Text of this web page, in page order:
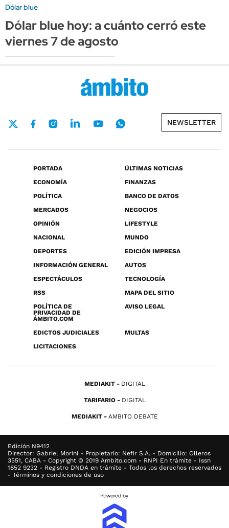
Dólar blue
Dólar blue hoy: a cuánto cerró este
viernes 7 de agosto
NEWSLETTER
PORTADA
ÚLTIMAS NOTICIAS
ECONOMÍA
FINANZAS
POLÍTICA
BANCO DE DATOS
MERCADOS
NEGOCIOS
OPINIÓN
LIFESTYLE
NACIONAL
MUNDO
DEPORTES
EDICIÓN IMPRESA
INFORMACIÓN GENERAL
AUTOS
ESPECTÁCULOS
TECNOLOGÍA
RSS
MAPA DEL SITIO
POLÍTICA DE
PRIVACIDAD DE
ÁMBITO.COM
AVISO LEGAL
EDICTOS JUDICIALES
MULTAS
LICITACIONES
MEDIAKIT DIGITAL
TARIFARIO DIGITAL
MEDIAKIT AMBITO DEBATE
Edición N9412
Director: Gabriel Morini - Propietario: Nefir S.A. - Domicilio: Olleros
3551, CABA - Copyright © 2019 Ambito.com - RNPI En trámite - Issn
1852 9232 - Registro DNDA en trámite - Todos los derechos reservados
- Términos y condiciones de uso